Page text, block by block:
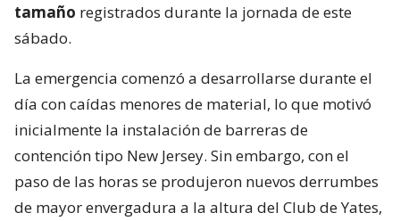
tamaño registrados durante la jornada de este
sábado.
La emergencia comenzó a desarrollarse durante el
día con caídas menores de material, lo que motivó
inicialmente la instalación de barreras de
contención tipo New Jersey. Sin embargo, con el
paso de las horas se produjeron nuevos derrumbes
de mayor envergadura a la altura del Club de Yates,